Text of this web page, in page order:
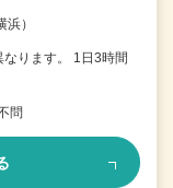
）
ります。 1日3時間
問